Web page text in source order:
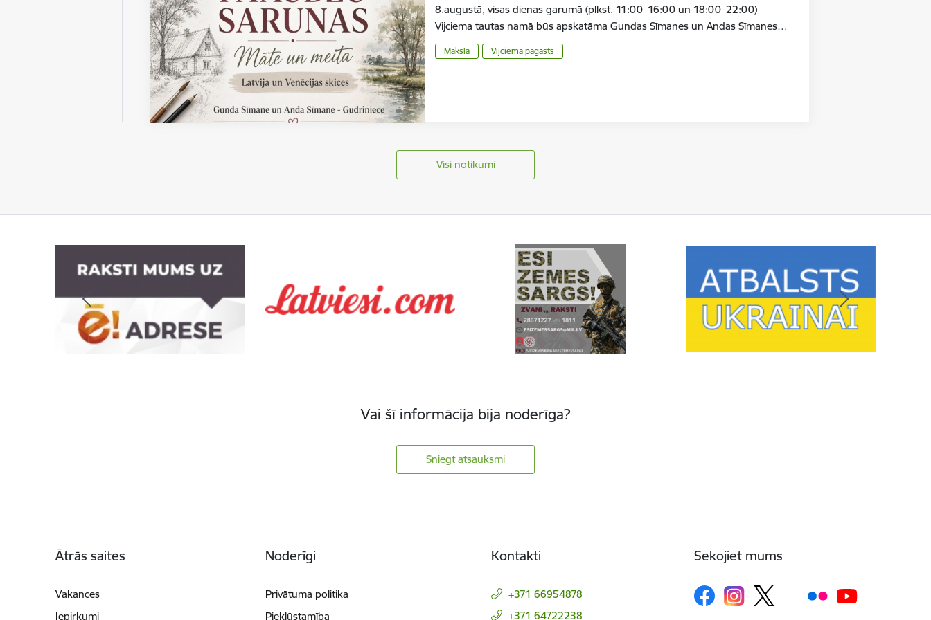
8.augustā, visas dienas garumā (plkst. 11:00–16:00 un 18:00–22:00)
Vijciema tautas namā būs apskatāma Gundas Sīmanes un Andas Sīmanes…
Māksla Vijciema pagasts
Visi notikumi
Vai šī informācija bija noderīga?
Sniegt atsauksmi
Ātrās saites
Vakances
Iepirkumi
Noderīgi
Privātuma politika
Piekļūstamība
Kontakti
+371 66954878
+371 64722238
Sekojiet mums